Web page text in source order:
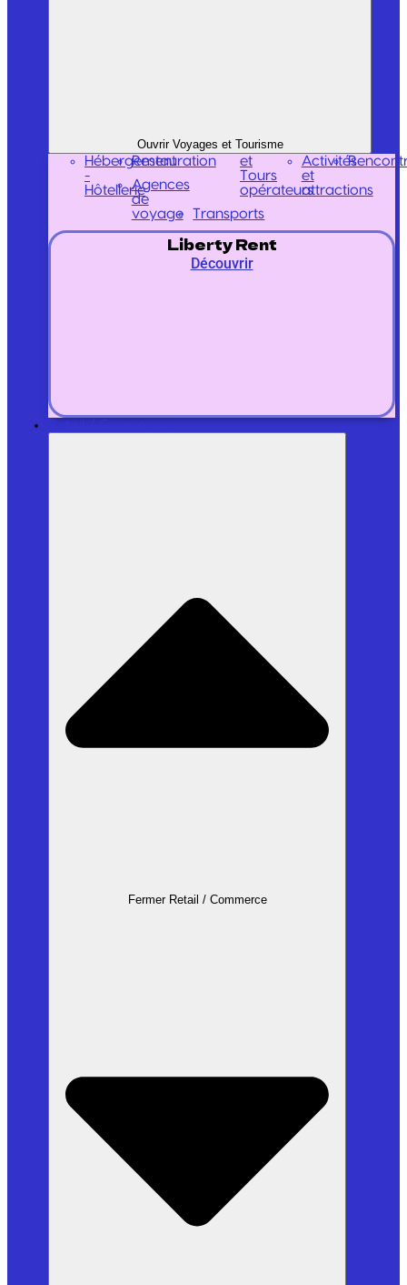
Ouvrir Voyages et Tourisme
Hébergement
-
Hôtellerie
Restauration
Agences
de
voyage
et
Tours
opérateurs
Transports
Activités
et
attractions
Liberty Rent
Découvrir
Retail / Commerce
Fermer Retail / Commerce